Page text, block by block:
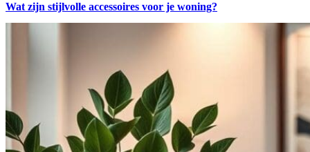
Wat zijn stijlvolle accessoires voor je woning?